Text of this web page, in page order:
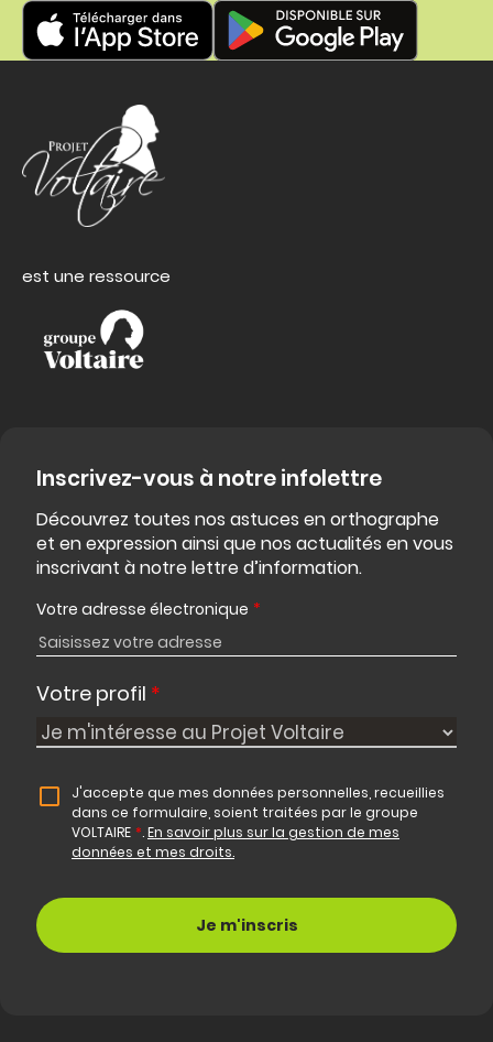
est une ressource
Inscrivez-vous à notre infolettre
Découvrez toutes nos astuces en orthographe
et en expression ainsi que nos actualités en vous
inscrivant à notre lettre d’information.
Votre adresse électronique *
Votre profil *
J'accepte que mes données personnelles, recueillies
dans ce formulaire, soient traitées par le groupe
VOLTAIRE *.En savoir plus sur la gestion de mes
données et mes droits.